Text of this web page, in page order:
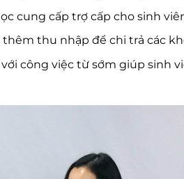
cung cấp trợ cấp cho sinh
thu nhập để chi trả các
với công việc từ sớm giúp sinh